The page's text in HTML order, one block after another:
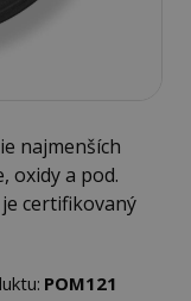
najmenších
oxidy a pod.
certifikovaný
POM121